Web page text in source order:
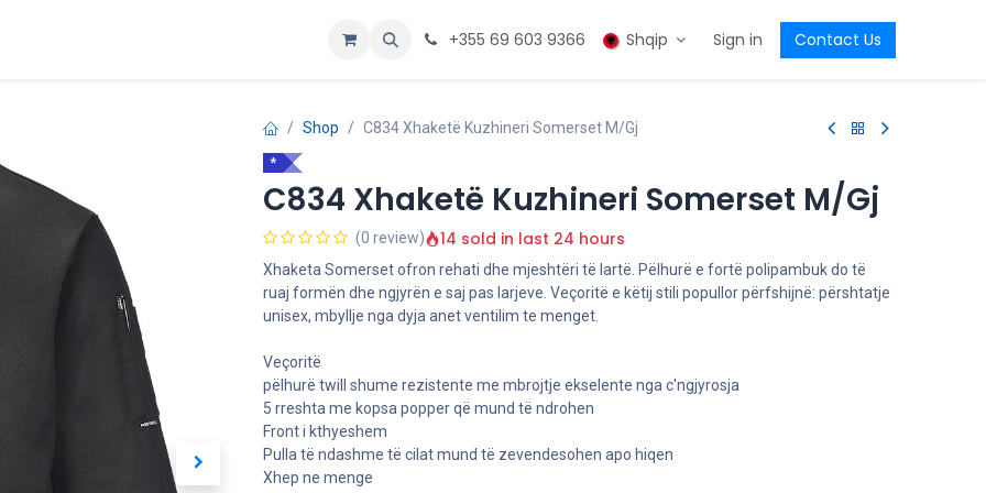
+355 69 603 9366 Shqip Sign in Contact Us
Shop C834 Xhaketë Kuzhineri Somerset M/Gj
*
C834 Xhaketë Kuzhineri Somerset M/Gj
(0 review) 14 sold in last 24 hours
Xhaketa Somerset ofron rehati dhe mjeshtëri të lartë. Pëlhurë e fortë polipambuk do të
ruaj formën dhe ngjyrën e saj pas larjeve. Veçoritë e këtij stili popullor përfshijnë: përshtatje
unisex, mbyllje nga dyja anet ventilim te menget.
Veçoritë
pëlhurë twill shume rezistente me mbrojtje ekselente nga c'ngjyrosja
5 rreshta me kopsa popper që mund të ndrohen
Front i kthyeshem
Pulla të ndashme të cilat mund të zevendesohen apo hiqen
Xhep ne menge